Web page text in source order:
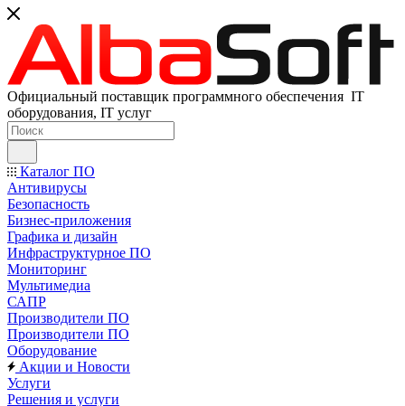
Официальный поставщик программного обеспечения IT
оборудования, IT услуг
Каталог ПО
Антивирусы
Безопасность
Бизнес-приложения
Графика и дизайн
Инфраструктурное ПО
Мониторинг
Мультимедиа
САПР
Производители ПО
Производители ПО
Оборудование
Акции и Новости
Услуги
Решения и услуги